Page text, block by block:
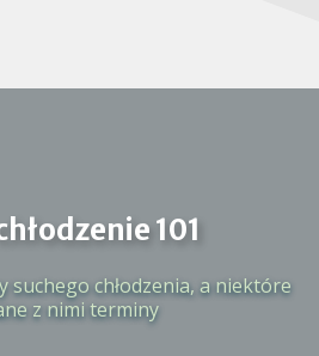
101
suchego chłodzenia, a niektóre
z nimi terminy